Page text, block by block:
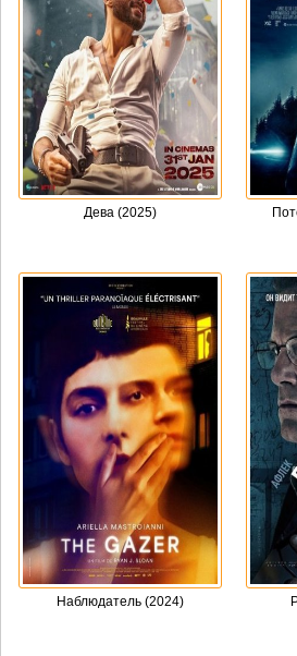
Дева (2025)
Наблюдатель (2024)